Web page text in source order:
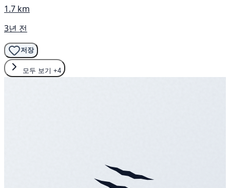
1.7 km
3년 전
저장
모두 보기 +4